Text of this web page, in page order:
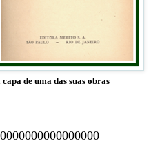
de uma das suas obras